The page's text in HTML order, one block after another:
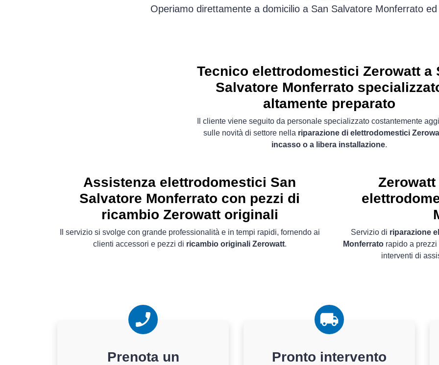
Operiamo direttamente a domicilio a San Salvatore Monferrato
Tecnico elettrodomestici Zerowatt a
Salvatore Monferrato
altamente preparato
Il cliente viene seguito da personale specializzato costantemente
sulle novità di settore nella riparazione di elettrodomestici
incasso o a libera installazione.
Assistenza elettrodomestici San
Salvatore Monferrato con pezzi di
ricambio Zerowatt originali
Il servizio si svolge con grande professionalità e in tempi rapidi, fornendo ai
clienti accessori e pezzi di ricambio originali Zerowatt.
Servizio di riparazione
Monferrato rapido a
interventi di
Prenota un
Pronto intervento